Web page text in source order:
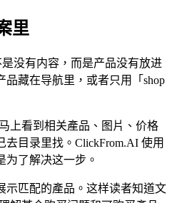
里
没有内容，而是产品没有放进
藏在导航里，或者只用「shop
上看到相关產品、图片、价格
目录里找。ClickFrom.AI 使用
为了解决这一步。
示匹配的產品。这样读者知道文